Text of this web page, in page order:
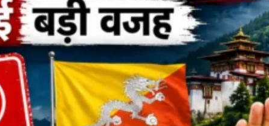
AIN NEWS 1
Contact Us
About Us
Privacy Policy